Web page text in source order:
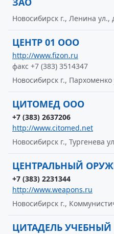
Новосибирск г., Ленина ул.,
ЦЕНТР 01 ООО
http://www.fizon.ru
факс +7 (383) 3514347
Новосибирск г., Пархоменко
ЦИТОМЕД ООО
+7 (383) 2637206
http://www.citomed.net
Новосибирск г., Тургенева
ЦЕНТРАЛЬНЫЙ
+7 (383) 2231344
http://www.weapons.ru
Новосибирск г.,
ЦИТАДЕЛЬ УЧЕБНЫЙ